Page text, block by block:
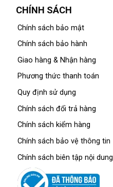
CHÍNH SÁCH
Chính sách bảo mật
Chính sách bảo hành
Giao hàng & Nhận hàng
Phương thức thanh toán
Quy định sử dụng
Chính sách đổi trả hàng
Chính sách kiểm hàng
Chính sách bảo vệ thông tin
Chính sách biên tập nội dung